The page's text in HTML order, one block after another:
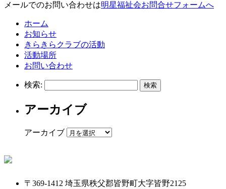
メールでのお問い合わせは明星福祉会お問合せフォームへ
ホーム
お知らせ
きらきらクラブの活動
活動場所
お問い合わせ
検索:
アーカイブ
アーカイブ
〒369-1412 埼玉県秩父郡皆野町大字皆野2125